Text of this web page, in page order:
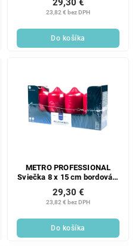
23,82 € bez DPH
29,30 €
Do košíka
METRO PROFESSIONAL
Sviečka 8 x 15 cm bordová 4
ks
23,82 € bez DPH
29,30 €
Do košíka